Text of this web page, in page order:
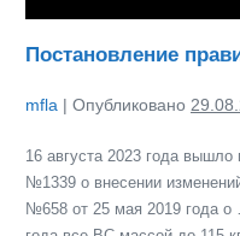
Постановление
mfla | Опубликовано
16 августа 2023 года
№1339 о внесении
№658 от 25 мая 2019 года